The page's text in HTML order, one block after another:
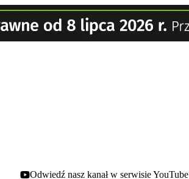
Odwiedź nasz kanał w serwisie YouTube